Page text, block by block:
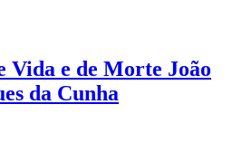
Vida e de Morte João
da Cunha